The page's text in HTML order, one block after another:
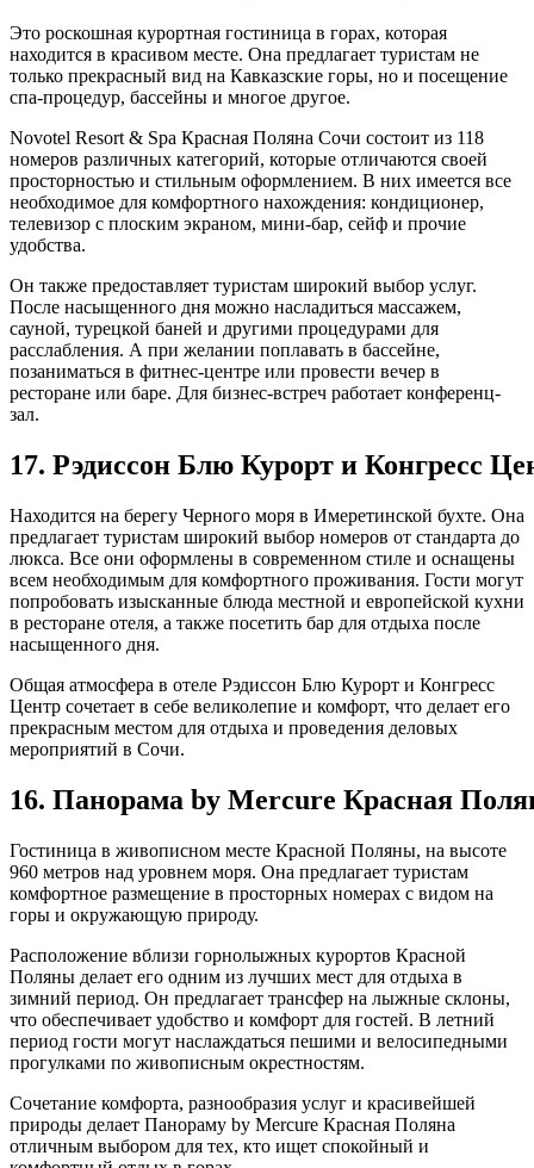
Это роскошная курортная гостиница в горах, которая
находится в красивом месте. Она предлагает туристам не
только прекрасный вид на Кавказские горы, но и посещение
спа-процедур, бассейны и многое другое.
Novotel Resort & Spa Красная Поляна Сочи состоит из 118
номеров различных категорий, которые отличаются своей
просторностью и стильным оформлением. В них имеется все
необходимое для комфортного нахождения: кондиционер,
телевизор с плоским экраном, мини-бар, сейф и прочие
удобства.
Он также предоставляет туристам широкий выбор услуг.
После насыщенного дня можно насладиться массажем,
сауной, турецкой баней и другими процедурами для
расслабления. А при желании поплавать в бассейне,
позаниматься в фитнес-центре или провести вечер в
ресторане или баре. Для бизнес-встреч работает конференц-
зал.
17. Рэдиссон Блю Курорт и Конгресс
Находится на берегу Черного моря в Имеретинской бухте. Она
предлагает туристам широкий выбор номеров от стандарта до
люкса. Все они оформлены в современном стиле и оснащены
всем необходимым для комфортного проживания. Гости могут
попробовать изысканные блюда местной и европейской кухни
в ресторане отеля, а также посетить бар для отдыха после
насыщенного дня.
Общая атмосфера в отеле Рэдиссон Блю Курорт и Конгресс
Центр сочетает в себе великолепие и комфорт, что делает его
прекрасным местом для отдыха и проведения деловых
мероприятий в Сочи.
16. Панорама by Mercure Красная
Гостиница в живописном месте Красной Поляны, на высоте
960 метров над уровнем моря. Она предлагает туристам
комфортное размещение в просторных номерах с видом на
горы и окружающую природу.
Расположение вблизи горнолыжных курортов Красной
Поляны делает его одним из лучших мест для отдыха в
зимний период. Он предлагает трансфер на лыжные склоны,
что обеспечивает удобство и комфорт для гостей. В летний
период гости могут наслаждаться пешими и велосипедными
прогулками по живописным окрестностям.
Сочетание комфорта, разнообразия услуг и красивейшей
природы делает Панораму by Mercure Красная Поляна
отличным выбором для тех, кто ищет спокойный и